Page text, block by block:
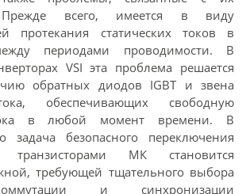
Прежде всего, имеется в виду
протекания статических токов в
периодами проводимости. В
VSI эта проблема решается
обратных диодов IGBT и звена
обеспечивающих свободную
в любой момент времени. В
задача безопасного переключения
МК становится
требующей тщательного выбора
и синхронизации